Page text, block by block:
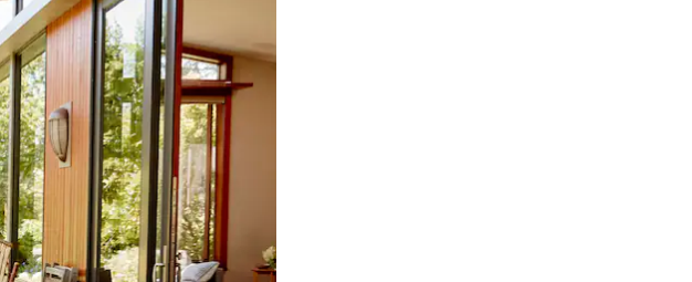
ou en appuyant et en faisant glisser.